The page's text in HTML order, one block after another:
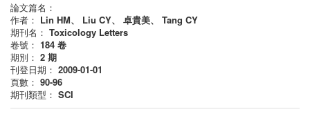
論文篇名：
作者： Lin HM、 Liu CY、 卓貴美、 Tang CY
期刊名： Toxicology Letters
卷號： 184 卷
期別： 2 期
刊登日期： 2009-01-01
頁數： 90-96
期刊類型： SCI